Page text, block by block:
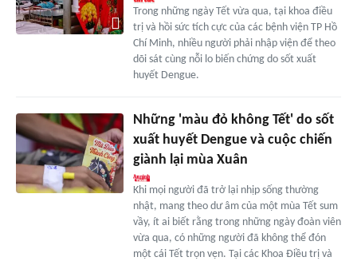
Trong những ngày Tết vừa qua, tại khoa điều
trị và hồi sức tích cực của các bệnh viện TP Hồ
Chí Minh, nhiều người phải nhập viện để theo
dõi sát cùng nỗi lo biến chứng do sốt xuất
huyết Dengue.
Những 'màu đỏ không Tết' do sốt
xuất huyết Dengue và cuộc chiến
giành lại mùa Xuân
Khi mọi người đã trở lại nhịp sống thường
nhật, mang theo dư âm của một mùa Tết sum
vầy, ít ai biết rằng trong những ngày đoàn viên
vừa qua, có những người đã không thể đón
một cái Tết trọn vẹn. Tại các Khoa Điều trị và